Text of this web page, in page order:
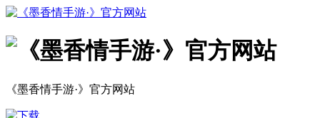
《墨香情手游·》官方网站